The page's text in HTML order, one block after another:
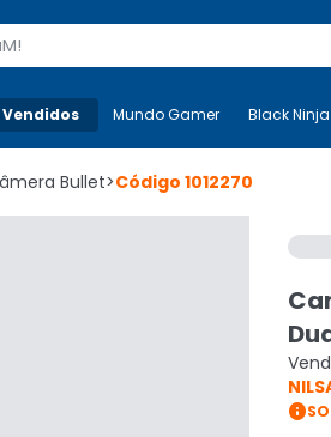
Mais-v- Mundo Gamer
Mundo Gamer Black Ninja
Bullet>Código 1012270
